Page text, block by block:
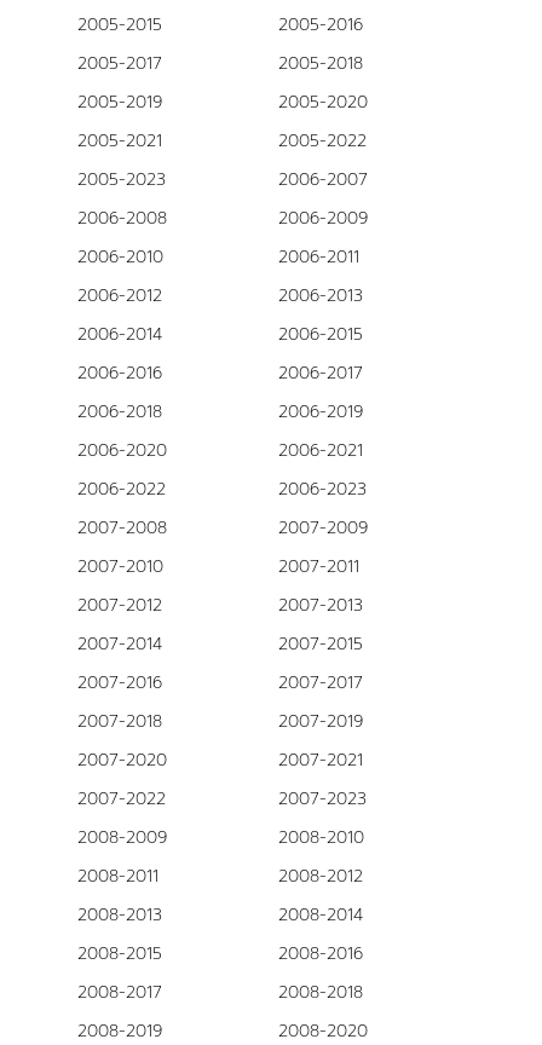
2005-2015
2005-2016
2005-2017
2005-2018
2005-2019
2005-2020
2005-2021
2005-2022
2005-2023
2006-2007
2006-2008
2006-2009
2006-2010
2006-2011
2006-2012
2006-2013
2006-2014
2006-2015
2006-2016
2006-2017
2006-2018
2006-2019
2006-2020
2006-2021
2006-2022
2006-2023
2007-2008
2007-2009
2007-2010
2007-2011
2007-2012
2007-2013
2007-2014
2007-2015
2007-2016
2007-2017
2007-2018
2007-2019
2007-2020
2007-2021
2007-2022
2007-2023
2008-2009
2008-2010
2008-2011
2008-2012
2008-2013
2008-2014
2008-2015
2008-2016
2008-2017
2008-2018
2008-2019
2008-2020